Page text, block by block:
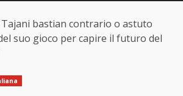
bastian contrario o astuto
suo gioco per capire il futuro del